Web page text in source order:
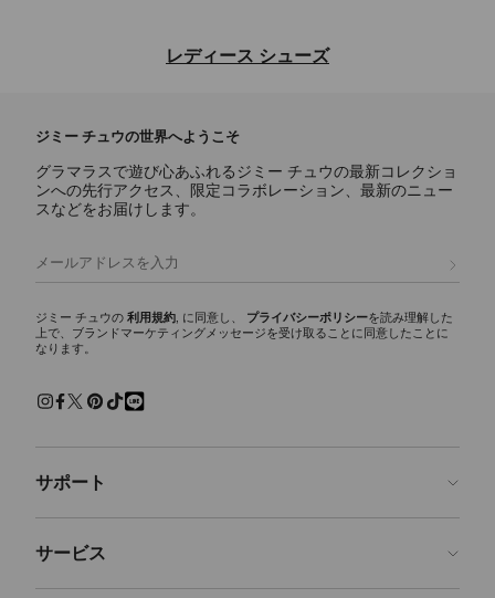
レディース シューズ
イリー使いのアイコンからステートメントスタイルまで、あらゆるシー
ンに映えるラグジュアリーなレディース シューズのご紹介。
パンプス
スカーレットに代表されるシグネチャーパンプスには、ナッパレザーか
レザー仕上げを使用しています。どんなワードローブにもエレガンスと
多彩な魅力を添える、モダンなシルエットをご覧ください。
スリッパ
エリオットスリッパ ファミリーは、多彩な彫刻的シルエットが印象的
で、ディテールにシグネチャーなハードウェアをあしらいました。 洗
現代的なクラフツマンシップを兼ね備えた、エフォートレスで魅力ある
パール、クリスタルで装飾を施し、モダンなアクセントを添えた、美し
ルに気取らないフラットシューズ、どの1足を選んでも、存在感を放
スニーカー
ジミー チュウの世界へようこそ
グラマラスで遊び心あふれるジミー チュウの最新コレクショ
ンへの先行アクセス、限定コラボレーション、最新のニュー
スなどをお届けします。
ジミー チュウの 利用規約, に同意し、 プライバシーポリシーを読み理解した
上で、ブランドマーケティングメッセージを受け取ることに同意したことに
なります。
サポート
よくあるご質問
サービス